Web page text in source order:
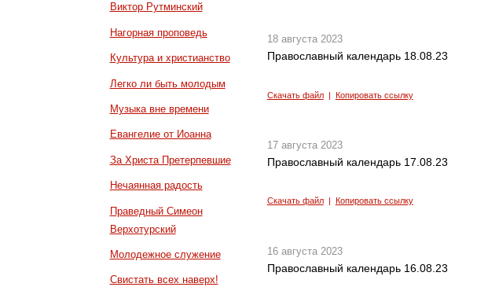
Виктор Рутминский
Нагорная проповедь
Культура и христианство
Легко ли быть молодым
Музыка вне времени
Евангелие от Иоанна
За Христа Претерпевшие
Нечаянная радость
Праведный Симеон
Верхотурский
Молодежное служение
Свистать всех наверх!
18 августа 2023
Православный календарь 18.08.23
Скачать файл| Копировать ссылку
17 августа 2023
Православный календарь 17.08.23
Скачать файл| Копировать ссылку
16 августа 2023
Православный календарь 16.08.23